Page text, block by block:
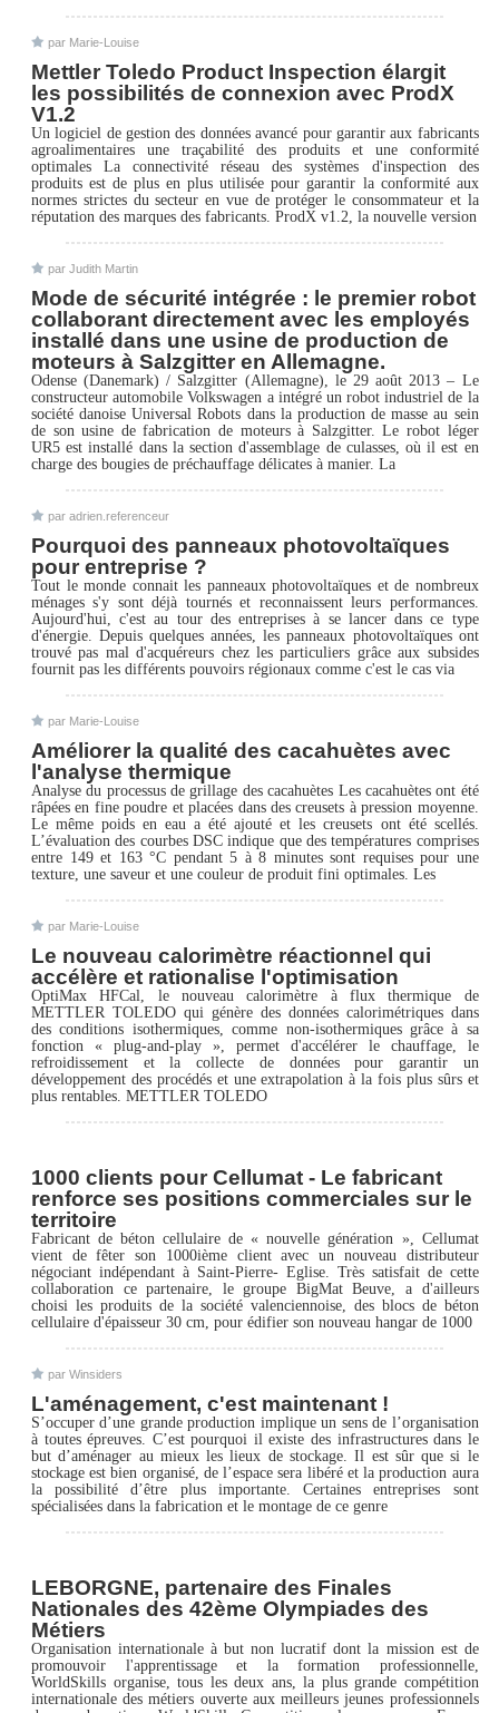
par Marie-Louise
Mettler Toledo Product Inspection élargit
les possibilités de connexion avec ProdX
V1.2
Un logiciel de gestion des données avancé pour garantir aux fabricants
agroalimentaires une traçabilité des produits et une conformité
optimales La connectivité réseau des systèmes d'inspection des
produits est de plus en plus utilisée pour garantir la conformité aux
normes strictes du secteur en vue de protéger le consommateur et la
réputation des marques des fabricants. ProdX v1.2, la nouvelle version
par Judith Martin
Mode de sécurité intégrée : le premier robot
collaborant directement avec les employés
installé dans une usine de production de
moteurs à Salzgitter en Allemagne.
Odense (Danemark) / Salzgitter (Allemagne), le 29 août 2013 – Le
constructeur automobile Volkswagen a intégré un robot industriel de la
société danoise Universal Robots dans la production de masse au sein
de son usine de fabrication de moteurs à Salzgitter. Le robot léger
UR5 est installé dans la section d'assemblage de culasses, où il est en
charge des bougies de préchauffage délicates à manier. La
par adrien.referenceur
Pourquoi des panneaux photovoltaïques
pour entreprise ?
Tout le monde connait les panneaux photovoltaïques et de nombreux
ménages s'y sont déjà tournés et reconnaissent leurs performances.
Aujourd'hui, c'est au tour des entreprises à se lancer dans ce type
d'énergie. Depuis quelques années, les panneaux photovoltaïques ont
trouvé pas mal d'acquéreurs chez les particuliers grâce aux subsides
fournit pas les différents pouvoirs régionaux comme c'est le cas via
par Marie-Louise
Améliorer la qualité des cacahuètes avec
l'analyse thermique
Analyse du processus de grillage des cacahuètes Les cacahuètes ont été
râpées en fine poudre et placées dans des creusets à pression moyenne.
Le même poids en eau a été ajouté et les creusets ont été scellés.
L’évaluation des courbes DSC indique que des températures comprises
entre 149 et 163 °C pendant 5 à 8 minutes sont requises pour une
texture, une saveur et une couleur de produit fini optimales. Les
par Marie-Louise
Le nouveau calorimètre réactionnel qui
accélère et rationalise l'optimisation
OptiMax HFCal, le nouveau calorimètre à flux thermique de
METTLER TOLEDO qui génère des données calorimétriques dans
des conditions isothermiques, comme non-isothermiques grâce à sa
fonction « plug-and-play », permet d'accélérer le chauffage, le
refroidissement et la collecte de données pour garantir un
développement des procédés et une extrapolation à la fois plus sûrs et
plus rentables. METTLER TOLEDO
1000 clients pour Cellumat - Le fabricant
renforce ses positions commerciales sur le
territoire
Fabricant de béton cellulaire de « nouvelle génération », Cellumat
vient de fêter son 1000ième client avec un nouveau distributeur
négociant indépendant à Saint-Pierre- Eglise. Très satisfait de cette
collaboration ce partenaire, le groupe BigMat Beuve, a d'ailleurs
choisi les produits de la société valenciennoise, des blocs de béton
cellulaire d'épaisseur 30 cm, pour édifier son nouveau hangar de 1000
par Winsiders
L'aménagement, c'est maintenant !
S’occuper d’une grande production implique un sens de l’organisation
à toutes épreuves. C’est pourquoi il existe des infrastructures dans le
but d’aménager au mieux les lieux de stockage. Il est sûr que si le
stockage est bien organisé, de l’espace sera libéré et la production aura
la possibilité d’être plus importante. Certaines entreprises sont
spécialisées dans la fabrication et le montage de ce genre
LEBORGNE, partenaire des Finales
Nationales des 42ème Olympiades des
Métiers
Organisation internationale à but non lucratif dont la mission est de
promouvoir l'apprentissage et la formation professionnelle,
WorldSkills organise, tous les deux ans, la plus grande compétition
internationale des métiers ouverte aux meilleurs jeunes professionnels